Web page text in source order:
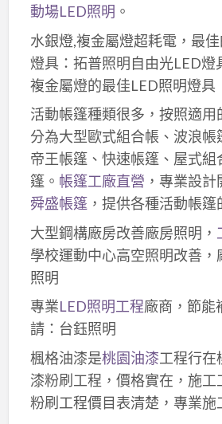
動場LED照明 。
水銀燈,複金屬燈超耗電，最
燈具：拓普照明自由光LED燈
複金屬燈的最佳LED照明燈具
活動帳篷種類很多，按照適用
分為大型歐式組合帳、波浪帳
帝王帳篷、快速帳篷、屋式組
篷。 帳篷工廠直營 ，專業設
舜盛帳篷，提供各種活動帳篷
大型鋼構廠房改善廠房照明，
學校運動中心高空照明改善，
照明
專業LED照明工程廠商，節能
請：台鈺照明
楓格油漆是桃園油漆工程行在
漆粉刷工程，價格實在，施工
粉刷工程價目表清楚，專業施